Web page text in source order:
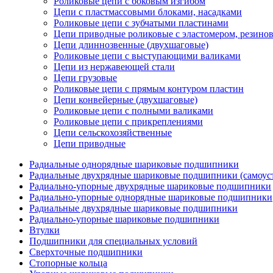
Цепи с пластмассовыми блоками, насадками
Роликовые цепи с зубчатыми пластинами
Цепи приводные роликовые с эластомером,
Цепи длиннозвенные (двухшаговые)
Роликовые цепи с выступающими валиками
Цепи из нержавеющей стали
Цепи грузовые
Роликовые цепи с прямым контуром пластин
Цепи конвейерные (двухшаговые)
Роликовые цепи с полными валиками
Роликовые цепи с прикреплениями
Цепи сельскохозяйственные
Цепи приводные
Радиальные однорядные шариковые подшипники
Радиальные двухрядные шариковые подшипники
Радиально-упорные двухрядные шариковые подшипники
Радиально-упорные однорядные шариковые подшипники
Радиальные двухрядные шариковые подшипники
Радиально-упорные шариковые подшипники
Втулки
Подшипники для специальных условий
Сверхточные подшипники
Стопорные кольца